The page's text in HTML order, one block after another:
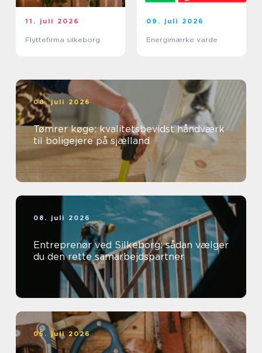
11. juli 2026
Flyttefirma silkeborg
09. juli 2026
Energimærke varde
08. juli 2026
Tømrer køge: kvalitetsbevidst håndværk
til boligejere på sjælland
08. juli 2026
Entreprenør ved Silkeborg: sådan vælger
du den rette samarbejdspartner
05. juli 2026